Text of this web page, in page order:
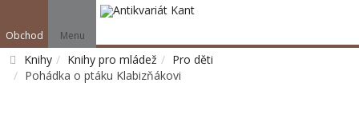
Obchod Menu
Knihy Knihy pro mládež
Pro děti
Pohádka o ptáku Klabizňákovi